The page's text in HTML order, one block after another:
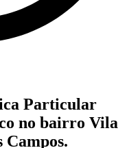
Particular
no bairro Vila
Campos.